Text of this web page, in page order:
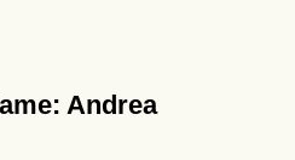
Andrea